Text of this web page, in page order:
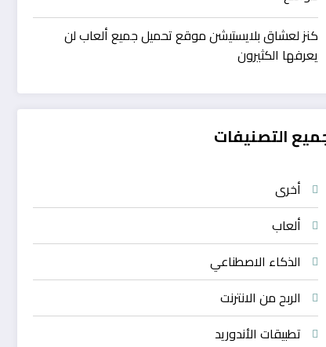
كنز لعشاق بلايستيشن موقع تحميل جميع ألعاب لن
يعرفها الكثيرون
التصنيفات
أخرى
ألعاب
الذكاء الاصطناعي
الربح من الانترنت
تطبيقات الأندوريد